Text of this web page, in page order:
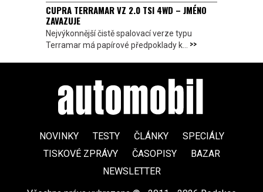
CUPRA TERRAMAR VZ 2.0 TSI 4WD – JMÉNO
ZAVAZUJE
Nejvýkonnější čistě spalovací verze typu
Terramar má papírové předpoklady k... >>
NOVINKY TESTY ČLÁNKY
SPECIÁLY
TISKOVÉ ZPRÁVY
ČASOPISY
BAZAR
NEWSLETTER